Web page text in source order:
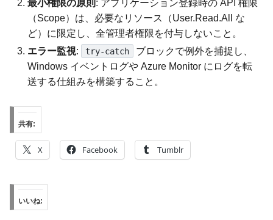
最小権限の原則 : アプリケーション登録時の API 権限
（Scope）は、必要なリソース（User.Read.All な
ど）に限定し、全管理者権限を付与しないこと。
エラー監視: try-catch
ブロックで例外を捕捉し、
Windows イベントログや Azure Monitor にログを転
送する仕組みを構築すること。
共有:
X Facebook Tumblr
いいね: